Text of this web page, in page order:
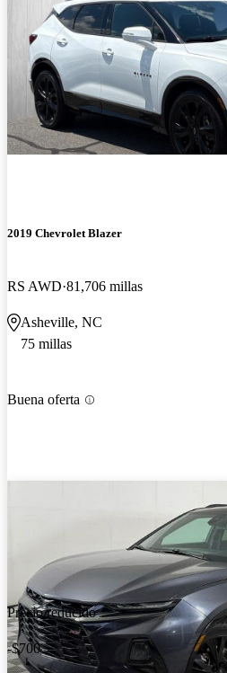
2019 Chevrolet Blazer
RS AWD 81,706 millas
Asheville, NC
75 millas
Buena oferta
Precio reducido
-$700